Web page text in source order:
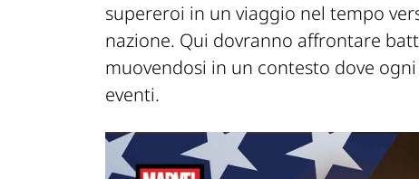
supereroi in un viaggio nel tempo
nazione. Qui dovranno affrontare
muovendosi in un contesto dove
eventi.